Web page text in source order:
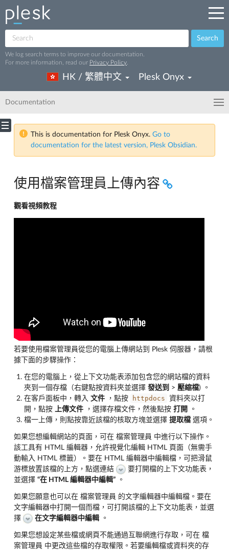
Search
We log search terms to improve our documentation.
For more information, read our Privacy Policy
HK / 繁體中文 Plesk Onyx
Documentation
This is documentation for Plesk Onyx. Go to
documentation for the latest version, Plesk Obsidian.
使用檔案管理員上傳內容
觀看視頻教程
若要使用檔案管理員從您的電腦上傳網站到 Plesk 伺服器，請根
據下面的步驟操作：
在您的電腦上，從上下文功能表添加包含您的網站檔的資料
夾到一個存檔（右鍵點按資料夾並選擇 發送到 > 壓縮檔) 。
在客戶面板中，轉入 文件 ，點按 httpdocs
資料夾以打
開，點按 上傳文件 ，選擇存檔文件，然後點按 打開
。
檔一上傳，則點按靠近該檔的核取方塊並選擇 提取檔 選項。
如果您想編輯網站的頁面，可在 檔案管理員 中進行以下操作。
該工具有 HTML 編輯器，允許視覺化編輯 HTML 頁面（無需手
動輸入 HTML 標籤）。要在 HTML 編輯器中編輯檔，可把滑鼠
游標放置該檔的上方，點選連結
要打開檔的上下文功能表，
並選擇 “在 HTML 編輯器中編輯” 。
如果您願意也可以在 檔案管理員 的文字編輯器中編輯檔。要在
文字編輯器中打開一個而檔，可打開該檔的上下文功能表，並選
擇
在文字編輯器中編輯 。
如果您想設定某些檔或網頁不能通過互聯網進行存取，可在 檔
案管理員 中更改這些檔的存取權限。若要編輯檔或資料夾的存